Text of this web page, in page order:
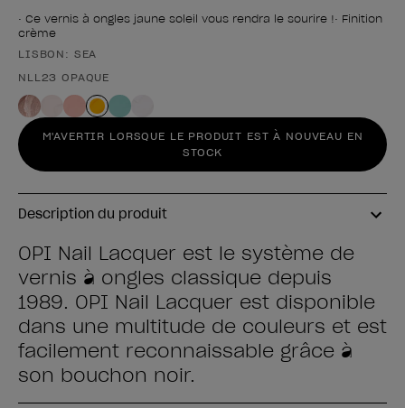
• Ce vernis à ongles jaune soleil vous rendra le sourire !• Finition
crème
Forme du produit
LISBON: SEA
NLL23 OPAQUE
M'AVERTIR LORSQUE LE PRODUIT EST À NOUVEAU EN
STOCK
Description du produit
OPI Nail Lacquer est le système de
vernis à ongles classique depuis
1989. OPI Nail Lacquer est disponible
dans une multitude de couleurs et est
facilement reconnaissable grâce à
son bouchon noir.